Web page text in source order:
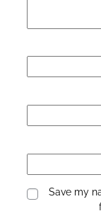
Save my